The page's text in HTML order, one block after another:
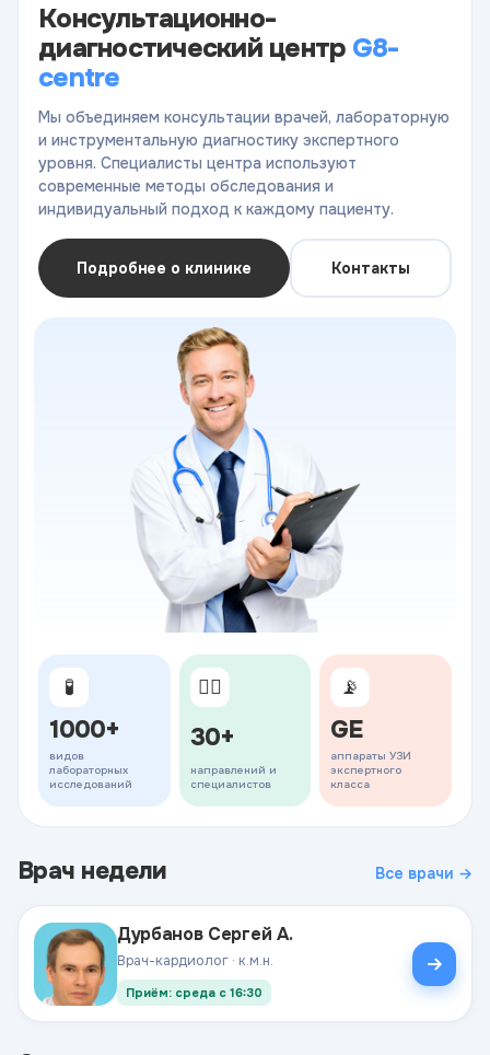
Консультационно-
диагностический центр G8-
centre
Мы объединяем консультации врачей, лабораторную
и инструментальную диагностику экспертного
уровня. Специалисты центра используют
современные методы обследования и
индивидуальный подход к каждому пациенту.
Подробнее о клинике Контакты
🧪
1000+
видов
лабораторных
исследований
👨‍⚕️
30+
направлений и
специалистов
📡
GE
аппараты УЗИ
экспертного
класса
Врач недели Все врачи →
Дурбанов Сергей А.
Врач-кардиолог · к.м.н.
Приём: среда с 16:30